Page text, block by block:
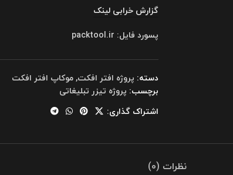
گزارش خرابی لینک
پسورد فایل: packtool.ir
دسته: پروژه افتر افکت,موکاپ افتر افکت
برچسب: پروژه تیزر تبلیغاتی
اشتراک گذاری:
نظرات (0)